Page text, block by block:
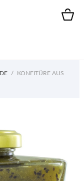
KONFITÜRE AUS